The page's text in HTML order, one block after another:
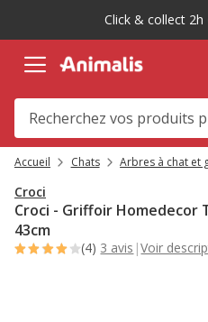
message,
Click & collect 2h
Accueil Chats Arbres à chat et
Croci
Croci - Griffoir Homedecor
43cm
(4) 3 avis |Voir